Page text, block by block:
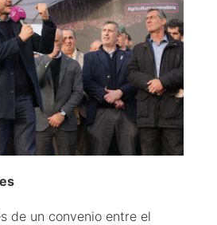
de un convenio entre el